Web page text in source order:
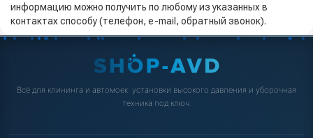
информацию можно получить по любому из указанных в
контактах способу (телефон, e-mail, обратный звонок).
Всё для клининга и автомоек: установки высокого давления и уборочная
техника под ключ.